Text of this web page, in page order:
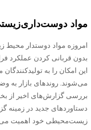
مواد
امروزه مواد دوستدار محیط
بدون قربانی کردن عملکرد
این امکان را به
می‌شوند. روندهای بازار به
بررسی گزارش‌های اخیر از
دستاوردهای جدید در زمینه
زیست‌محیطی خود اهمیت